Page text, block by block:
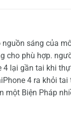
sáng của
cho phù hợp.
4 lại gần tai khi
4 ra khỏi tai
một Biện Pháp